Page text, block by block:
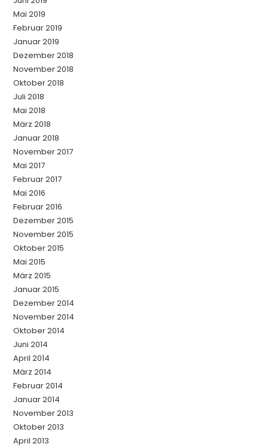
Mai 2019
Februar 2019
Januar 2019
Dezember 2018
November 2018
Oktober 2018
Juli 2018
Mai 2018
März 2018
Januar 2018
November 2017
Mai 2017
Februar 2017
Mai 2016
Februar 2016
Dezember 2015
November 2015
Oktober 2015
Mai 2015
März 2015
Januar 2015
Dezember 2014
November 2014
Oktober 2014
Juni 2014
April 2014
März 2014
Februar 2014
Januar 2014
November 2013
Oktober 2013
April 2013